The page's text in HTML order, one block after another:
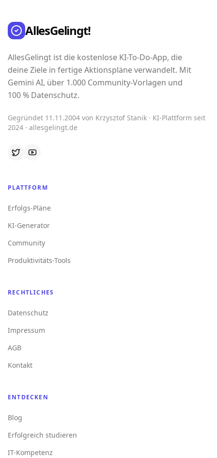
AllesGelingt!
AllesGelingt ist die kostenlose KI-To-Do-App, die
deine Ziele in fertige Aktionspläne verwandelt. Mit
Gemini AI, über 1.000 Community-Vorlagen und
100 % Datenschutz.
Gegründet 11.11.2004 von Krzysztof Stanik · KI-Plattform seit
2024 · allesgelingt.de
PLATTFORM
Erfolgs-Pläne
KI-Generator
Community
Produktivitäts-Tools
RECHTLICHES
Datenschutz
Impressum
AGB
Kontakt
ENTDECKEN
Blog
Erfolgreich studieren
IT-Kompetenz